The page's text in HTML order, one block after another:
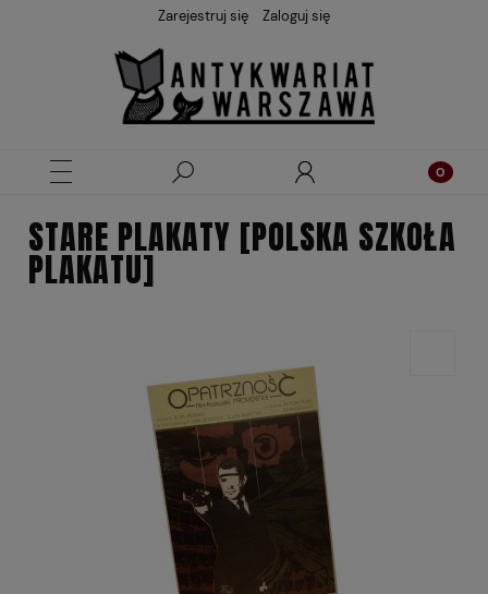
Zarejestruj się Zaloguj się
STARE PLAKATY [POLSKA SZKOŁA
PLAKATU]